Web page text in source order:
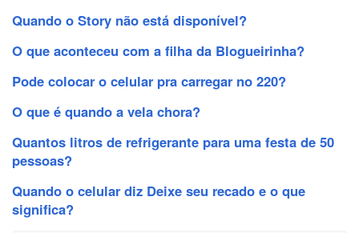
Quando o Story não está disponível?
O que aconteceu com a filha da Blogueirinha?
Pode colocar o celular pra carregar no 220?
O que é quando a vela chora?
Quantos litros de refrigerante para uma festa de 50
pessoas?
Quando o celular diz Deixe seu recado e o que
significa?